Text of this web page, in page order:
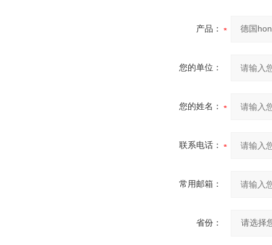
产品：
您的单位：
您的姓名：
联系电话：
常用邮箱：
省份：